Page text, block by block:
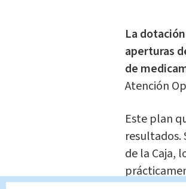
La
aperturas
de
Atención
Este plan
resultados.
de la Caja,